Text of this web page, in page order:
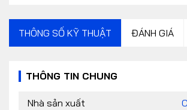
THÔNG SỐ KỸ THUẬT ĐÁNH GIÁ
THÔNG TIN CHUNG
Nhà sản xuất